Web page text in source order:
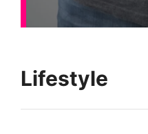
Lifestyle